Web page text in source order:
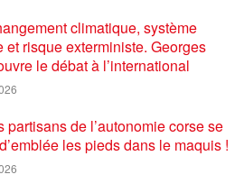
climatique, système
et risque exterministe. Georges
le débat à l’international
partisans de l’autonomie corse se
les pieds dans le maquis !